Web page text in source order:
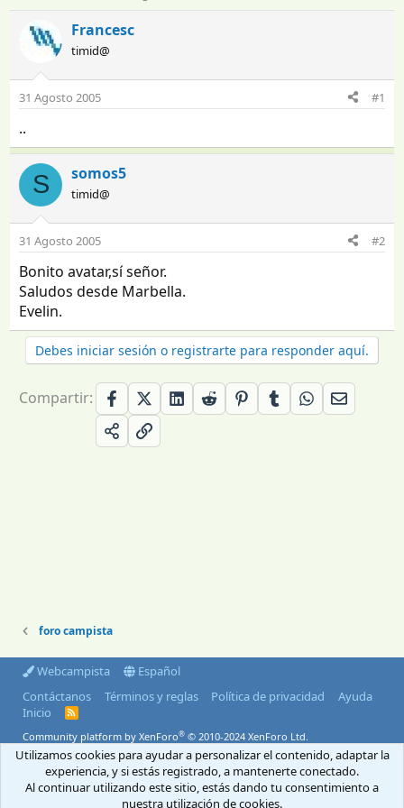
n
i
c
a
d
o
d
e
l
t
e
a
e
c
d
i
i
i
Francesc
timid@
31 Agosto 2005 #1
..
S somos5
timid@
31 Agosto 2005 #2
Bonito avatar,sí señor.
Saludos desde Marbella.
Evelin.
Debes iniciar sesión o registrarte para responder aquí.
Compartir:
foro campista
Webcampista
Español
Contáctanos
Términos y reglas Política de privacidad
Ayuda
Inicio
R
S
Community platform by XenForo® © 2010-2024 XenForo Ltd.
© 2004-2026 Webcampista.com
Envíanos un email
Menú profesionales
Utilizamos cookies para ayudar a personalizar el contenido, adaptar la
experiencia, y si estás registrado, a mantenerte conectado.
Al continuar utilizando este sitio, estás dando tu consentimiento a
nuestra utilización de cookies.